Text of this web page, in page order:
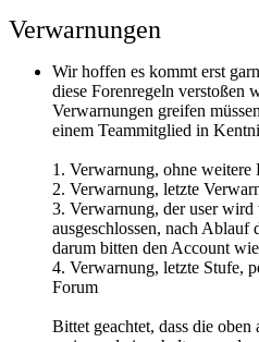
Verwarnungen
Wir hoffen es kommt erst
diese Forenregeln verstoßen
Verwarnungen greifen
einem Teammitglied in
1. Verwarnung, ohne weitere
2. Verwarnung, letzte
3. Verwarnung, der user
ausgeschlossen, nach
darum bitten den Account
4. Verwarnung, letzte Stufe,
Forum
Bittet geachtet, dass die